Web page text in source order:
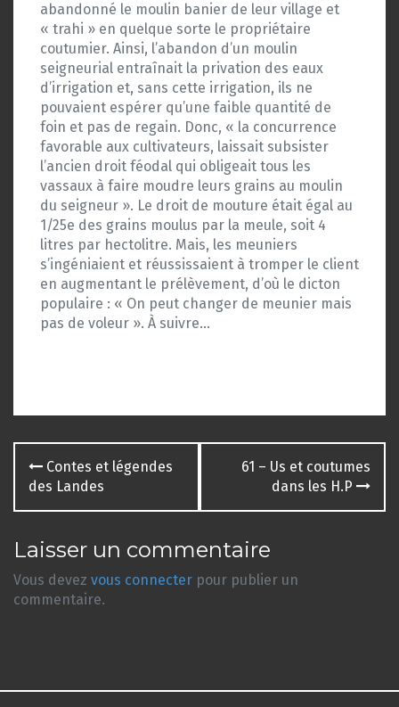
abandonné le moulin banier de leur village et
« trahi » en quelque sorte le propriétaire
coutumier. Ainsi, l’abandon d’un moulin
seigneurial entraînait la privation des eaux
d’irrigation et, sans cette irrigation, ils ne
pouvaient espérer qu’une faible quantité de
foin et pas de regain. Donc, « la concurrence
favorable aux cultivateurs, laissait subsister
l’ancien droit féodal qui obligeait tous les
vassaux à faire moudre leurs grains au moulin
du seigneur ». Le droit de mouture était égal au
1/25e des grains moulus par la meule, soit 4
litres par hectolitre. Mais, les meuniers
s’ingéniaient et réussissaient à tromper le client
en augmentant le prélèvement, d’où le dicton
populaire : « On peut changer de meunier mais
pas de voleur ». À suivre…
Navigation
des
articles
Contes et légendes
des Landes
61 – Us et coutumes
dans les H.P
Laisser un commentaire
Vous devez vous connecter pour publier un
commentaire.